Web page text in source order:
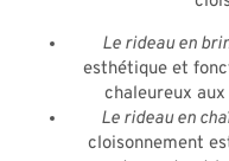
Le rideau en
esthétique et
chaleureux
Le rideau en
cloisonnement